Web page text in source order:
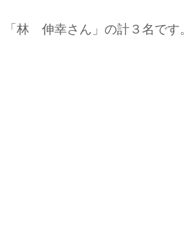
林 伸幸さん」の計３名です。